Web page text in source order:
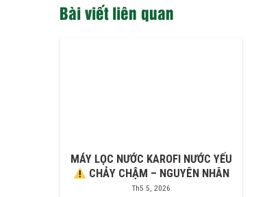
Bài viết liên quan
MÁY LỌC NƯỚC KAROFI NƯỚC YẾU
CHẢY CHẬM – NGUYÊN NHÂN
Th5 5, 2026